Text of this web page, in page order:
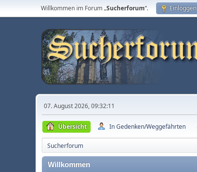
Willkommen im Forum „Sucherforum“. Einloggen
07. August 2026, 09:32:11
Übersicht In Gedenken/Weggefährten
Sucherforum
Willkommen